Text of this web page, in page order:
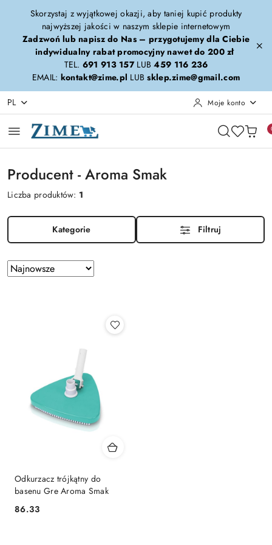
Przejdź do treści głównej
Przejdź do wyszukiwarki
Przejdź do moje konto
Przejdź do menu głównego
Przejdź do stopki
Skorzystaj z wyjątkowej okazji, aby taniej kupić produkty
najwyższej jakości w naszym sklepie internetowym
Zadzwoń lub napisz do Nas – przygotujemy dla Ciebie
indywidualny rabat promocyjny nawet do 200 zł
TEL. 691 913 157LUB459 116 236
EMAIL: kontakt@zime.pl LUBsklep.zime@gmail.com
PL Moje konto
Producent - Aroma Smak
Liczba produktów: 1
Kategorie Filtruj
Zastosowano
sortowanie:
Sortuj
według
Odkurzacz trójkątny do
basenu Gre Aroma Smak
Cena:
86.33